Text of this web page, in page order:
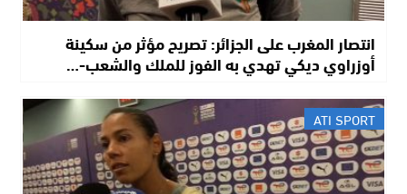
انتصار المغرب على الجزائر: تصريح مؤثر من سكينة
أوزراوي ديكي تهدي به الفوز للملك والشعب-…
ATI SPORT